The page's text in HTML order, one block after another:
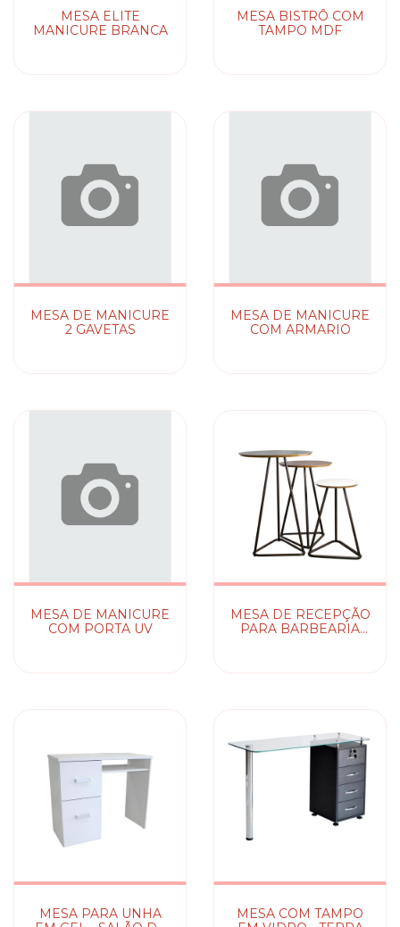
MESA ELITE
MANICURE BRANCA
MESA BISTRÔ COM
TAMPO MDF
MESA DE MANICURE
2 GAVETAS
MESA DE MANICURE
COM ARMARIO
MESA DE MANICURE
COM PORTA UV
MESA DE RECEPÇÃO
PARA BARBEARIA
MESA PARA UNHA
MESA COM TAMPO